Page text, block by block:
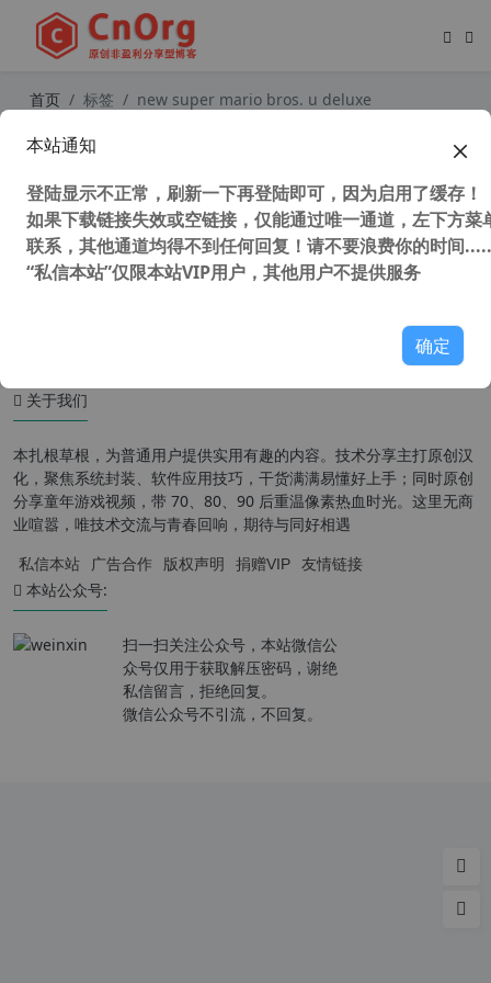
首页 标签 new super mario bros. u deluxe
新超级马里奥兄弟U 中文豪华版 New
拟器版
关于我们
本扎根草根，为普通用户提供实用有趣的内容。技术分享主打原创汉
化，聚焦系统封装、软件应用技巧，干货满满易懂好上手；同时原创
分享童年游戏视频，带 70、80、90 后重温像素热血时光。这里无商
业喧嚣，唯技术交流与青春回响，期待与同好相遇
私信本站 广告合作 版权声明 捐赠VIP 友情链接
本站公众号:
扫一扫关注公众号，本站微信公
众号仅用于获取解压密码，谢绝
私信留言，拒绝回复。
微信公众号不引流，不回复。
本站通知
登陆显示不正常，刷新一下再登陆即可，因为启用了缓存！
如果下载链接失效或空链接，仅能通过唯一通道，左下方菜
联系，其他通道均得不到任何回复！请不要浪费你的时间
“私信本站”仅限本站VIP用户，其他用户不提供服务
确定